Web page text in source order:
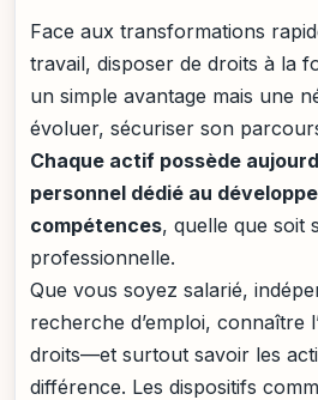
Face aux transformations
travail, disposer de droits à la
un simple avantage mais une
évoluer, sécuriser son
Chaque actif possède
personnel dédié au
compétences, quelle que soit
professionnelle.
Que vous soyez salarié,
recherche d’emploi, connaître
droits—et surtout savoir les
différence. Les dispositifs